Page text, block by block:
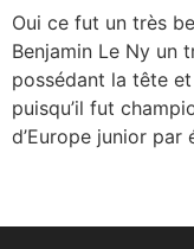
Oui ce fut un très
Benjamin Le Ny un
possédant la tête
puisqu’il fut
d’Europe junior par